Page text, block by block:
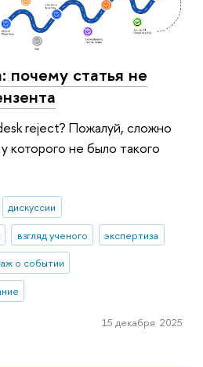
почему статья не
reject? Пожалуй, сложно
которого не было такого
дискуссии
взгляд ученого
экспертиза
о событии
15 декабря 2025